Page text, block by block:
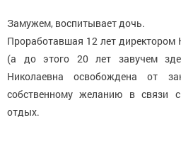
Замужем, воспитывает дочь.
Проработавшая 12 лет
(а до этого 20 лет завучем
Николаевна освобождена от
собственному желанию в связи
отдых.